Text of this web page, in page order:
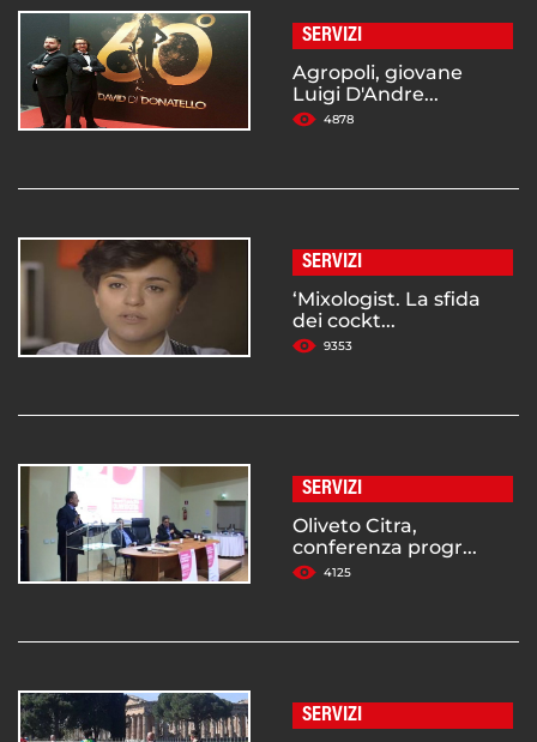
SERVIZI
Agropoli, giovane
Luigi D'Andre...
4878
SERVIZI
‘Mixologist. La sfida
dei cockt...
9353
SERVIZI
Oliveto Citra,
conferenza progr...
4125
SERVIZI